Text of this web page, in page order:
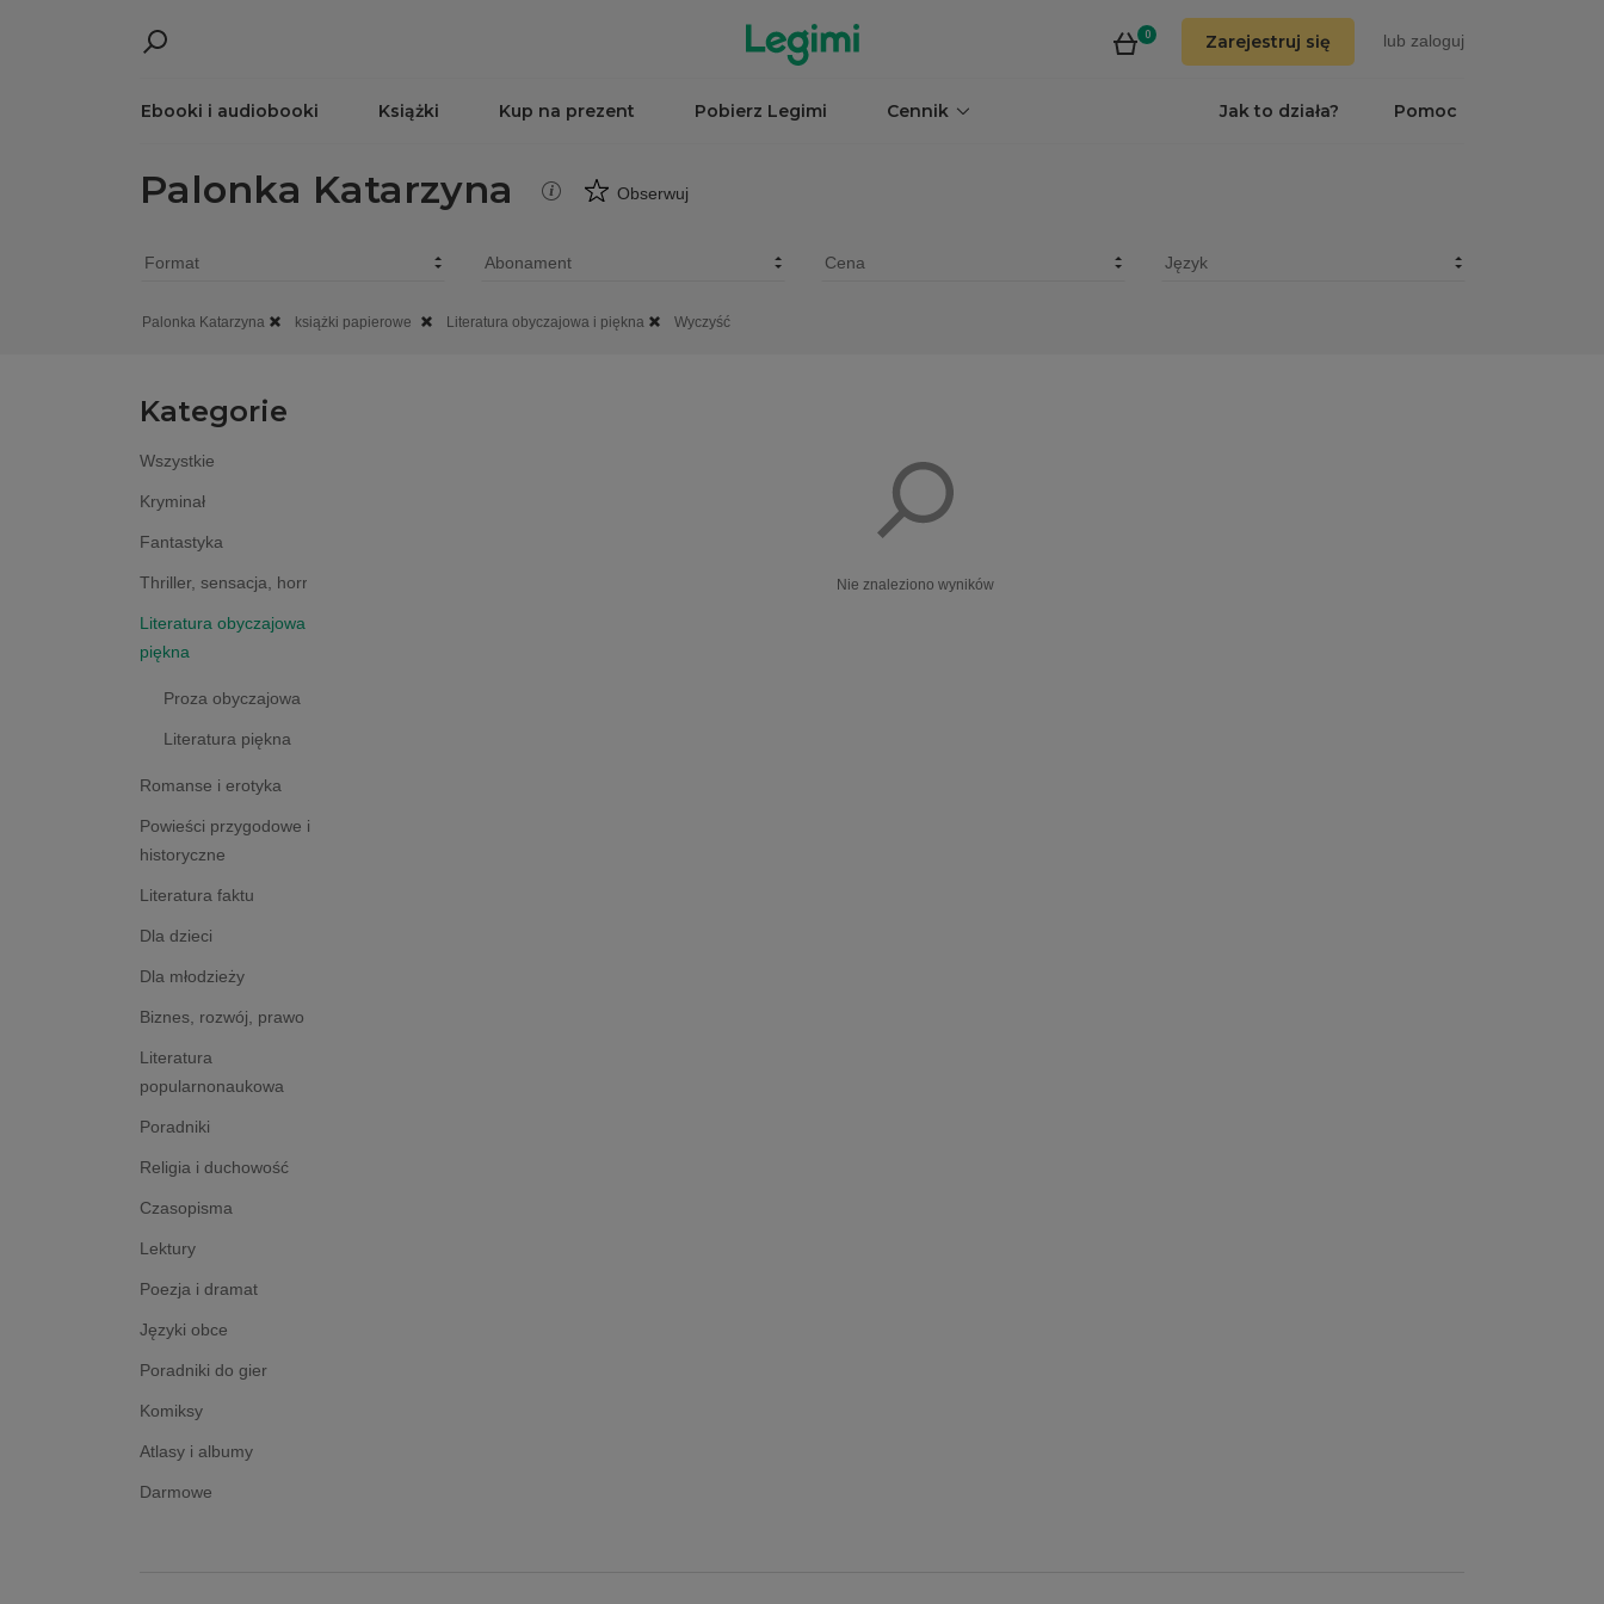
0 Zarejestruj się lub zaloguj
Ebooki i audiobooki Książki Kup na prezent Pobierz Legimi Cennik Pomoc
Jak to działa?
Palonka Katarzyna Obserwuj
Palonka Katarzyna książki papierowe Literatura obyczajowa i piękna Wyczyść
Kategorie
Wszystkie
Kryminał
Fantastyka
Thriller, sensacja, horror
Literatura obyczajowa i
piękna
Proza obyczajowa
Literatura piękna
Romanse i erotyka
Powieści przygodowe i
historyczne
Literatura faktu
Dla dzieci
Dla młodzieży
Biznes, rozwój, prawo
Literatura
popularnonaukowa
Poradniki
Religia i duchowość
Czasopisma
Lektury
Poezja i dramat
Języki obce
Poradniki do gier
Komiksy
Atlasy i albumy
Darmowe
Nie znaleziono wyników